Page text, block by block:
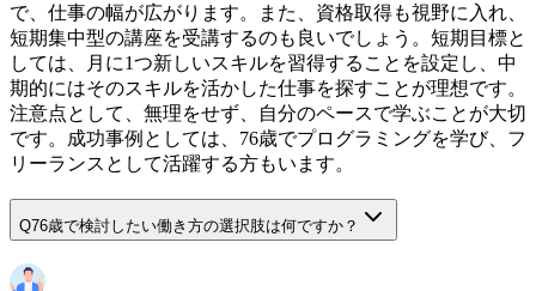
で、仕事の幅が広がります。また、資格取得も視野に入れ、
短期集中型の講座を受講するのも良いでしょう。短期目標と
しては、月に1つ新しいスキルを習得することを設定し、中
期的にはそのスキルを活かした仕事を探すことが理想です。
注意点として、無理をせず、自分のペースで学ぶことが大切
です。成功事例としては、76歳でプログラミングを学び、フ
リーランスとして活躍する方もいます。
Q76歳で検討したい働き方の選択肢は何ですか？